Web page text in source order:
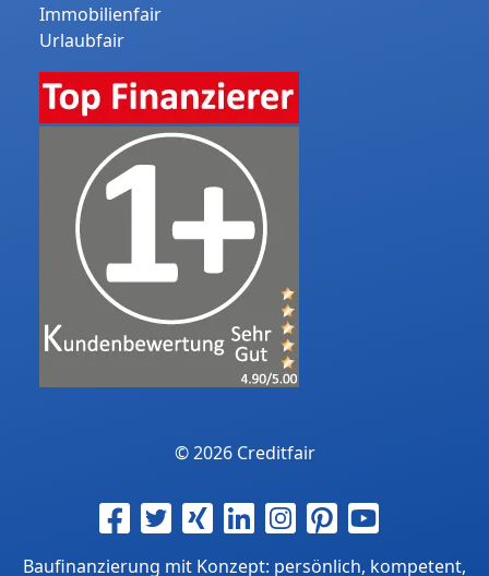
Immobilienfair
Urlaubfair
© 2026 Creditfair
Baufinanzierung mit Konzept: persönlich, kompetent,